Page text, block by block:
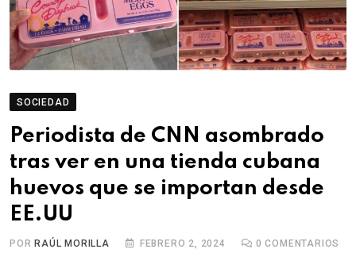
SOCIEDAD
Periodista de CNN asombrado
tras ver en una tienda cubana
huevos que se importan desde
EE.UU
POR RAÚL MORILLA FEBRERO 2, 2024 0 COMENTARIOS